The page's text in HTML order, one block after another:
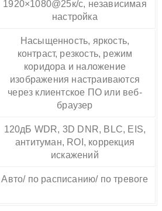
1920×1080@25к/с, независимая
настройка
Насыщенность, яркость,
контраст, резкость, режим
коридора и наложение
изображения настраиваются
через клиентское ПО или веб-
браузер
120дБ WDR, 3D DNR, BLC, EIS,
антитуман, ROI, коррекция
искажений
Авто/ по расписанию/ по тревоге